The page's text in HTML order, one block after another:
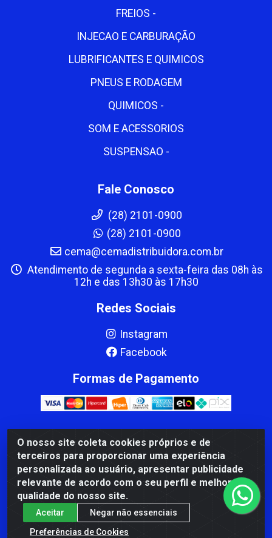
O nosso site coleta cookies próprios e de
terceiros para proporcionar uma experiência
personalizada ao usuário, apresentar publicidade
relevante de acordo com o seu perfil e melhorar a
qualidade do nosso site.
Aceitar
Negar não essenciais
Preferências de Cookies
FREIOS -
INJECAO E CARBURAÇÃO
LUBRIFICANTES E QUIMICOS
PNEUS E RODAGEM
QUIMICOS -
SOM E ACESSORIOS
SUSPENSAO -
Fale Conosco
(28) 2101-0900
(28) 2101-0900
cema@cemadistribuidora.com.br
Atendimento de segunda a sexta-feira das 08h às
12h e das 13h30 às 17h30
Redes Sociais
Instagram
Facebook
Formas de Pagamento
CBP MACEDO COMERCIO PEÇAS LTDA Matriz - av Mauro
Miranda Madureira, 1249 - Coramara , Cachoeiro de
Itapemirim/ES - CEP 29.311-310 - CNPJ 00.502.680/0001-41